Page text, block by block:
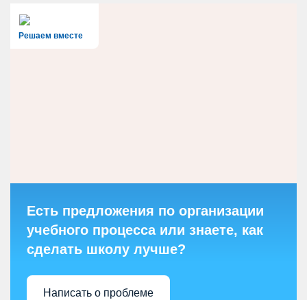
Решаем вместе
Есть предложения по организации
учебного процесса или знаете, как
сделать школу лучше?
Написать о проблеме